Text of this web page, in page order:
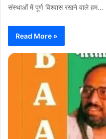
संस्थाओं में पूर्ण विश्वास रखने वाले हम…
Read More »